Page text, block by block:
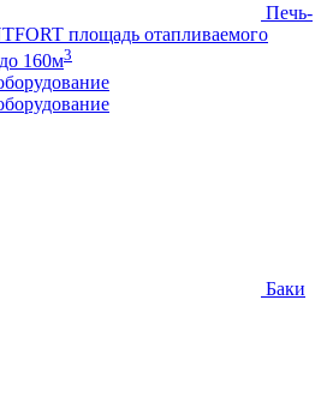
Печь-
площадь отапливаемого
160м3
Баки